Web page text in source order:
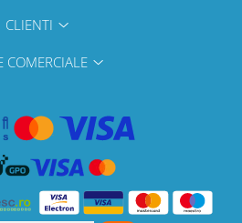
CLIENTI
COMERCIALE